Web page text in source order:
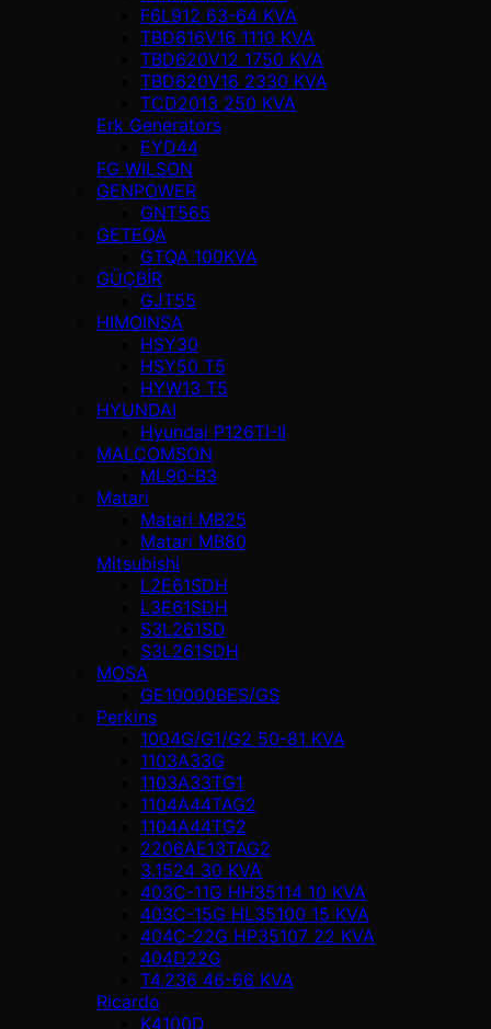
F6L912 63-64 KVA
TBD616V16 1110 KVA
TBD620V12 1750 KVA
TBD620V16 2330 KVA
TCD2013 250 KVA
Erk Generators
EYD44
FG WILSON
GENPOWER
GNT565
GETEQA
GTQA 100KVA
GÜÇBİR
GJT55
HIMOINSA
HSY30
HSY50 T5
HYW13 T5
HYUNDAI
Hyundai P126TI-II
MALCOMSON
ML90-B3
Matari
Matari MB25
Matari MB80
Mitsubishi
L2E61SDH
L3E61SDH
S3L261SD
S3L261SDH
MOSA
GE10000BES/GS
Perkins
1004G/G1/G2 50-81 KVA
1103A33G
1103A33TG1
1104A44TAG2
1104A44TG2
2206AE13TAG2
3.1524 30 KVA
403C-11G HH35114 10 KVA
403C-15G HL35100 15 KVA
404C-22G HP35107 22 KVA
404D22G
T4.236 46-66 KVA
Ricardo
K4100D